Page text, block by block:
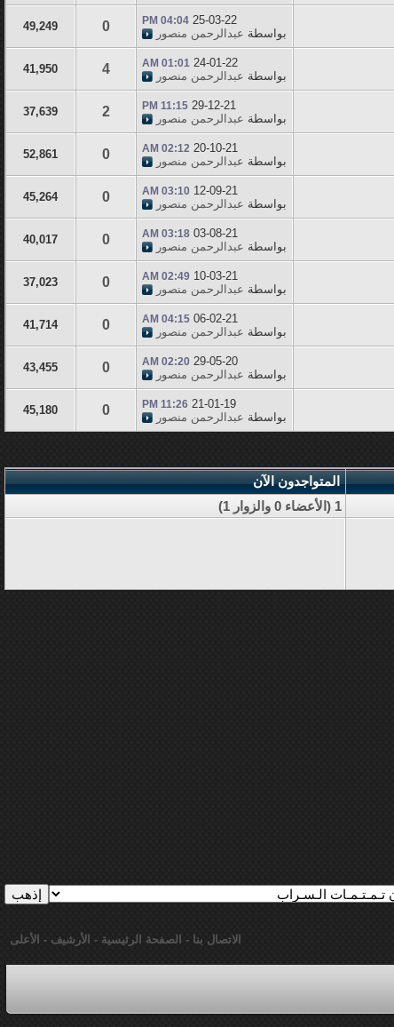
25-03-22
04:04 PM
بواسطة عبدالرحمن منصور 0
49,249
24-01-22
01:01 AM
بواسطة عبدالرحمن منصور 4
41,950
29-12-21
11:15 PM
بواسطة عبدالرحمن منصور 2
37,639
20-10-21
02:12 AM
بواسطة عبدالرحمن منصور 0
52,861
12-09-21
03:10 AM
بواسطة عبدالرحمن منصور 0
45,264
03-08-21
03:18 AM
بواسطة عبدالرحمن منصور 0
40,017
10-03-21
02:49 AM
بواسطة عبدالرحمن منصور 0
37,023
06-02-21
04:15 AM
بواسطة عبدالرحمن منصور 0
41,714
29-05-20
02:20 AM
بواسطة عبدالرحمن منصور 0
43,455
21-01-19
11:26 PM
بواسطة عبدالرحمن منصور 0
45,180
المتواجدون الآن
1 (الأعضاء 0 والزوار 1)
الاتصال بنا - الصفحة الرئيسية - الأرشيف - الأعلى